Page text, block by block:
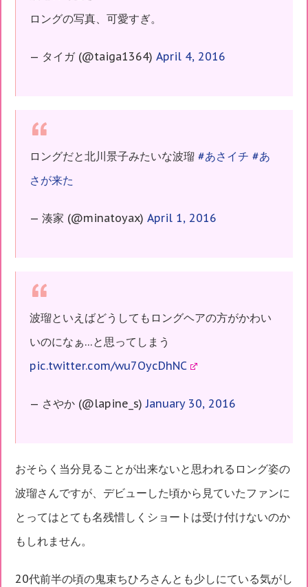
ロングの写真、可愛すぎ。
— タイガ (@taiga1364) April 4, 2016
ロングだと北川景子みたいな波瑠 #あさイチ #あ
さが来た
— 湊家 (@minatoyax) April 1, 2016
波瑠といえばどうしてもロングヘアの方がかわい
いのになぁ…と思ってしまう
pic.twitter.com/wu7OycDhNC
— さやか (@lapine_s)January 30, 2016
おそらく当分見ることが出来ないと思われるロング姿の
波瑠さんですが、デビューした頃から見ていたファンに
とってはとても名残惜しくショートは受け付けないのか
もしれません。
20代前半の頃の鬼束ちひろさんとも少しにている気がし